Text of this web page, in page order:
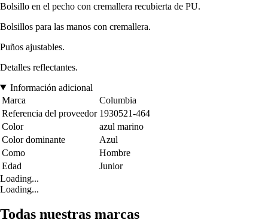
Bolsillo en el pecho con cremallera recubierta de PU.
Bolsillos para las manos con cremallera.
Puños ajustables.
Detalles reflectantes.
Información adicional
Marca
Columbia
Referencia del proveedor 1930521-464
Color
azul marino
Color dominante
Azul
Como
Hombre
Edad
Junior
Loading...
Loading...
Todas nuestras marcas